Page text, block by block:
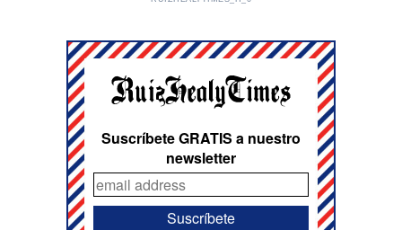
Suscríbete GRATIS a nuestro
newsletter